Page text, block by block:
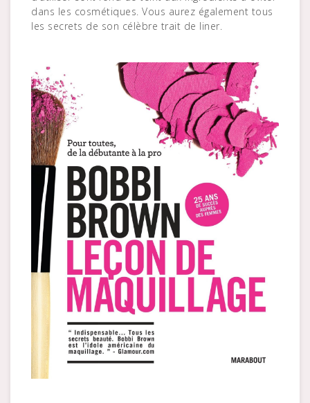
dans les cosmétiques. Vous aurez également tous
les secrets de son célèbre trait de liner.